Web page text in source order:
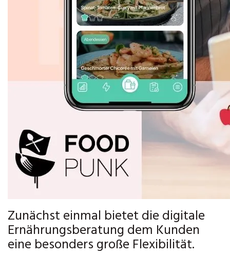
Zunächst einmal bietet die digitale
Ernährungsberatung dem Kunden
eine besonders große Flexibilität.